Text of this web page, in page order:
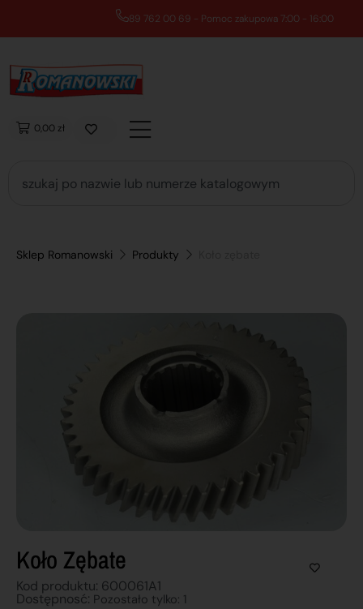
89 762 00 69 - Pomoc zakupowa 7:00 - 16:00
0,00 zł
Sklep Romanowski Produkty
Koło Zębate
Kod produktu: 600061A1
Dostępnosć: Pozostało tylko: 1